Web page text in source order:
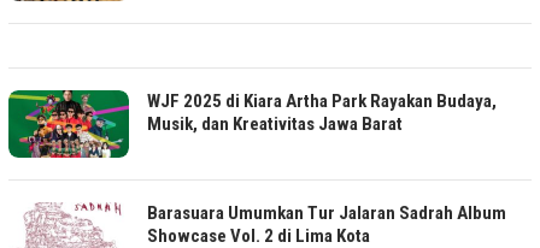
WJF 2025 di Kiara Artha Park Rayakan Budaya,
Musik, dan Kreativitas Jawa Barat
Barasuara Umumkan Tur Jalaran Sadrah Album
Showcase Vol. 2 di Lima Kota